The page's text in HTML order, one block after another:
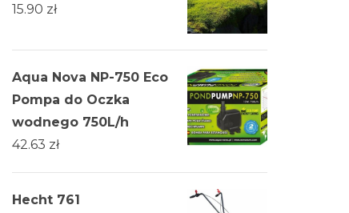
15.90 zł
Aqua Nova NP-750 Eco
Pompa do Oczka
wodnego 750L/h
42.63 zł
Hecht 761